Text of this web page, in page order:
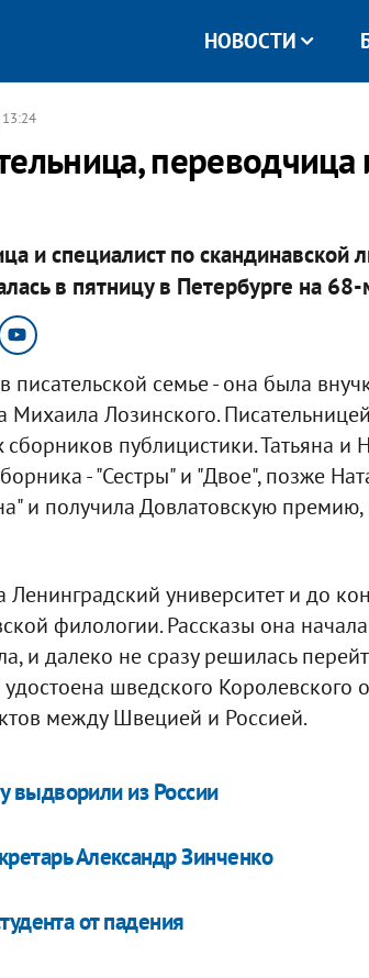
НОВОСТИ
13:24
и специалист по скандинавской
в пятницу в Петербурге на
писательской семье - она была
Лозинского.
публицистики. Татьяна и
- "Сестры" и "Двое", позже
и получила Довлатовскую
Ленинградский университет и до
филологии. Рассказы она
и далеко не сразу решилась
удостоена шведского
между Швецией и Россией.
выдворили из России
Александр Зинченко
от падения